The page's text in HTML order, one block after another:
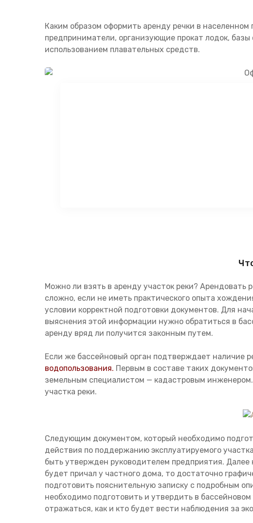
Каким образом оформить аренду речки в населенном
предприниматели, организующие прокат лодок,
использованием плавательных средств.
Можно ли взять в аренду участок реки?
сложно, если не иметь практического опыта
условии корректной подготовки документов. Для
выяснения этой информации нужно обратиться в
аренду вряд ли получится законным путем.
Если же бассейновый орган подтверждает наличие
водопользования. Первым в составе таких
земельным специалистом — кадастровым
участка реки.
Следующим документом, который необходимо
действия по поддержанию эксплуатируемого
быть утвержден руководителем предприятия.
будет причал у частного дома, то достаточно
подготовить пояснительную записку с подробным
необходимо подготовить и утвердить в
отражаться, как и кто будет вести наблюдения за